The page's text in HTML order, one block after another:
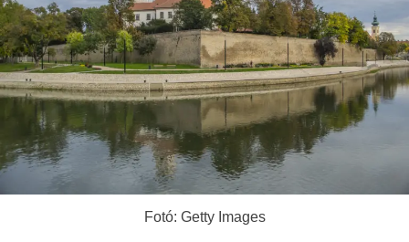
Fotó: Getty Images